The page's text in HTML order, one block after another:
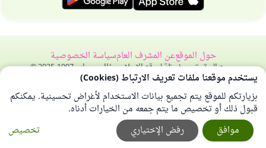
حول الموقععن المشرف العامسياسة الخصوصية
جميع الحقوق محفوظة لموقع الإسلام سؤال وجواب 1997-2025 ©
يستخدم موقعنا ملفات تعريف الارتباط (Cookies)
بزيارتكم للموقع يتم تجميع بيانات الاستخدام لأغراض تحسينية. يمكنكم
قبول ذلك أو تخصيص ما يتم جمعه من الخيارات أدناه.
تخصيص
رفض الإختياري موافق